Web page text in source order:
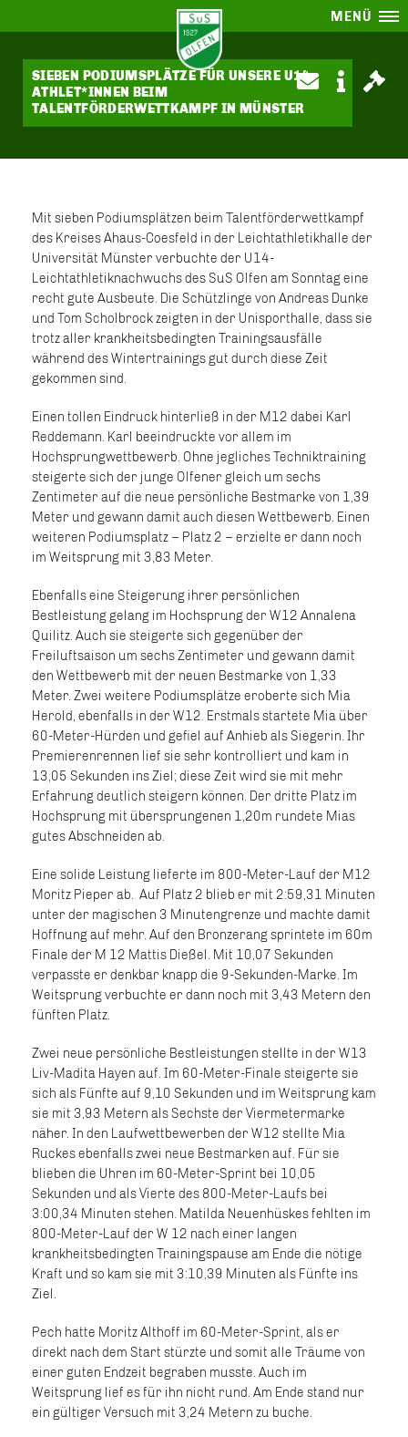
MENÜ
SIEBEN PODIUMSPLÄTZE FÜR UNSERE U14-
ATHLET*INNEN BEIM
TALENTFÖRDERWETTKAMPF IN MÜNSTER
Mit sieben Podiumsplätzen beim Talentförderwettkampf
des Kreises Ahaus-Coesfeld in der Leichtathletikhalle der
Universität Münster verbuchte der U14-
Leichtathletiknachwuchs des SuS Olfen am Sonntag eine
recht gute Ausbeute. Die Schützlinge von Andreas Dunke
und Tom Scholbrock zeigten in der Unisporthalle, dass sie
trotz aller krankheitsbedingten Trainingsausfälle
während des Wintertrainings gut durch diese Zeit
gekommen sind.
Einen tollen Eindruck hinterließ in der M12 dabei Karl
Reddemann. Karl beeindruckte vor allem im
Hochsprungwettbewerb. Ohne jegliches Techniktraining
steigerte sich der junge Olfener gleich um sechs
Zentimeter auf die neue persönliche Bestmarke von 1,39
Meter und gewann damit auch diesen Wettbewerb. Einen
weiteren Podiumsplatz – Platz 2 – erzielte er dann noch
im Weitsprung mit 3,83 Meter.
Ebenfalls eine Steigerung ihrer persönlichen
Bestleistung gelang im Hochsprung der W12 Annalena
Quilitz. Auch sie steigerte sich gegenüber der
Freiluftsaison um sechs Zentimeter und gewann damit
den Wettbewerb mit der neuen Bestmarke von 1,33
Meter. Zwei weitere Podiumsplätze eroberte sich Mia
Herold, ebenfalls in der W12. Erstmals startete Mia über
60-Meter-Hürden und gefiel auf Anhieb als Siegerin. Ihr
Premierenrennen lief sie sehr kontrolliert und kam in
13,05 Sekunden ins Ziel; diese Zeit wird sie mit mehr
Erfahrung deutlich steigern können. Der dritte Platz im
Hochsprung mit übersprungenen 1,20m rundete Mias
gutes Abschneiden ab.
Eine solide Leistung lieferte im 800-Meter-Lauf der M12
Moritz Pieper ab. Auf Platz 2 blieb er mit 2:59,31 Minuten
unter der magischen 3 Minutengrenze und machte damit
Hoffnung auf mehr. Auf den Bronzerang sprintete im 60m
Finale der M 12 Mattis Dießel. Mit 10,07 Sekunden
verpasste er denkbar knapp die 9-Sekunden-Marke. Im
Weitsprung verbuchte er dann noch mit 3,43 Metern den
fünften Platz.
Zwei neue persönliche Bestleistungen stellte in der W13
Liv-Madita Hayen auf. Im 60-Meter-Finale steigerte sie
sich als Fünfte auf 9,10 Sekunden und im Weitsprung kam
sie mit 3,93 Metern als Sechste der Viermetermarke
näher. In den Laufwettbewerben der W12 stellte Mia
Ruckes ebenfalls zwei neue Bestmarken auf. Für sie
blieben die Uhren im 60-Meter-Sprint bei 10,05
Sekunden und als Vierte des 800-Meter-Laufs bei
3:00,34 Minuten stehen. Matilda Neuenhüskes fehlten im
800-Meter-Lauf der W 12 nach einer langen
krankheitsbedingten Trainingspause am Ende die nötige
Kraft und so kam sie mit 3:10,39 Minuten als Fünfte ins
Ziel.
Pech hatte Moritz Althoff im 60-Meter-Sprint, als er
direkt nach dem Start stürzte und somit alle Träume von
einer guten Endzeit begraben musste. Auch im
Weitsprung lief es für ihn nicht rund. Am Ende stand nur
ein gültiger Versuch mit 3,24 Metern zu buche.